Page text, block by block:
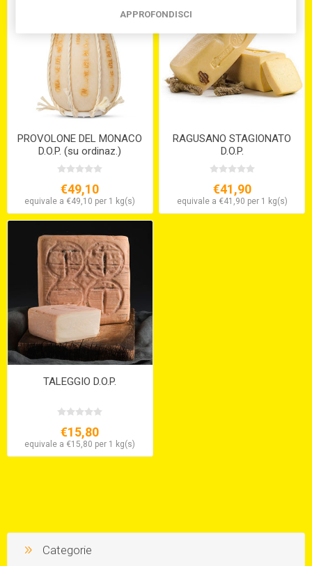
PROVOLONE DEL MONACO
D.O.P. (su ordinaz.)
€49,10
equivale a €49,10 per 1 kg(s)
RAGUSANO STAGIONATO
D.O.P.
€41,90
equivale a €41,90 per 1 kg(s)
TALEGGIO D.O.P.
€15,80
equivale a €15,80 per 1 kg(s)
Categorie
APPROFONDISCI